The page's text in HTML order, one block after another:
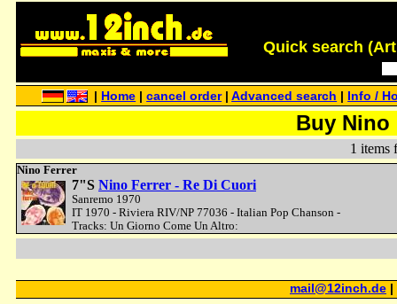
Quick search
Home |cancel order|Advanced search Info /
Buy Nino
1 items
Nino Ferrer
7"S Nino Ferrer - Re Di Cuori
Sanremo 1970
IT 1970 - Riviera RIV/NP 77036 - Italian Pop Chanson -
Tracks: Un Giorno Come Un Altro:
mail@12inch.de